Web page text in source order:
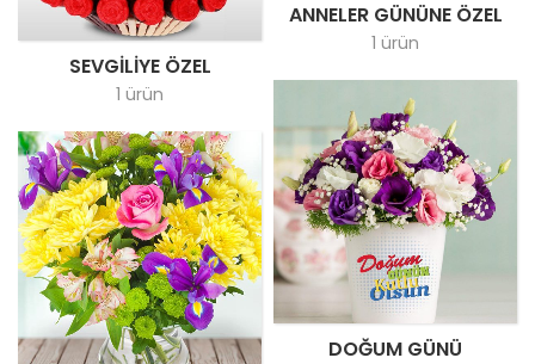
SEVGILIYE ÖZEL
1 ürün
ANNELER GÜNÜNE ÖZEL
1 ürün
DOĞUM GÜNÜ